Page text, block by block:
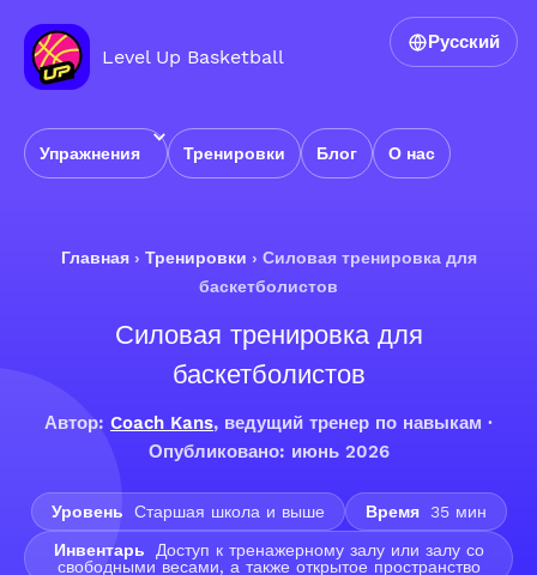
Level Up Basketball
Упражнения Тренировки Блог О нас
Русский
Главная› Тренировки › Силовая тренировка для
баскетболистов
Силовая тренировка для
баскетболистов
Автор: Coach Kans, ведущий тренер по навыкам ·
Опубликовано: июнь 2026
Уровень Старшая школа и выше Время
35 мин
Инвентарь
Доступ к тренажерному залу или залу со
свободными весами, а также открытое пространство